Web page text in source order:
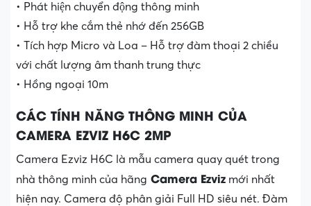
• Phát hiện chuyển động thông minh
• Hỗ trợ khe cắm thẻ nhớ đến 256GB
• Tích hợp Micro và Loa – Hỗ trợ đàm thoại 2 chiều
với chất lượng âm thanh trung thực
• Hồng ngoại 10m
CÁC TÍNH NĂNG THÔNG MINH CỦA
CAMERA EZVIZ H6C 2MP
Camera Ezviz H6C là mẫu camera quay quét trong
nhà thông minh của hãng Camera Ezviz mới nhất
hiện nay. Camera độ phân giải Full HD siêu nét. Đàm